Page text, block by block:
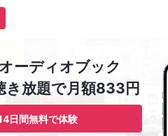
ーディオブック
き放題で月額833円
日間無料で体験